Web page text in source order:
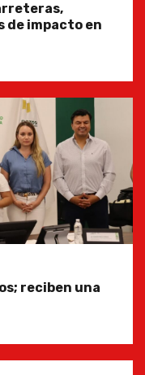
impacto en
reciben una